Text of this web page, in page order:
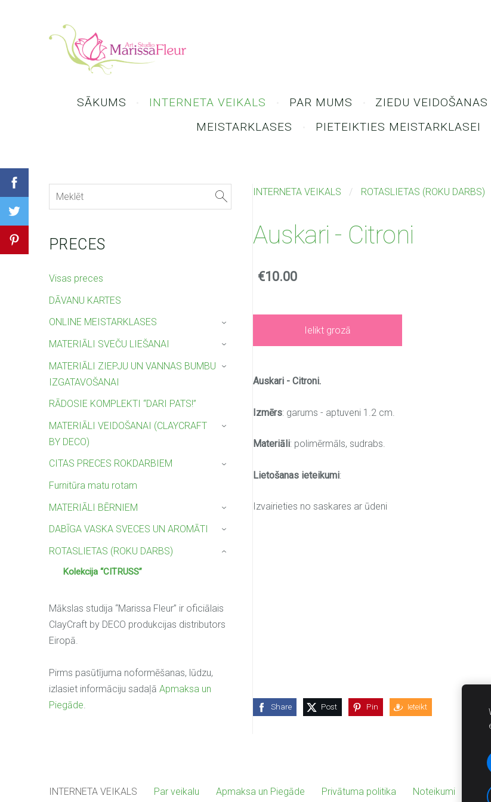
SĀKUMS INTERNETA VEIKALS PAR MUMS ZIEDU VEIDOŠANAS
MEISTARKLASES
PIETEIKTIES MEISTARKLASEI
PRECES
Visas preces
DĀVANU KARTES
ONLINE MEISTARKLASES
›
MATERIĀLI SVEČU LIEŠANAI ›
MATERIĀLI ZIEPJU UN VANNAS BUMBU
IZGATAVOŠANAI
›
RĀDOSIE KOMPLEKTI “DARI PATS!”
MATERIĀLI VEIDOŠANAI (CLAYCRAFT
BY DECO)
›
CITAS PRECES ROKDARBIEM ›
Furnitūra matu rotam
MATERIĀLI BĒRNIEM
›
DABĪGA VASKA SVECES UN AROMĀTI ›
ROTASLIETAS (ROKU DARBS)
Kolekcija “CITRUSS”
›
Mākslas studija “Marissa Fleur” ir oficiālais
ClayCraft by DECO produkcijas distributors
Eiropā.
Pirms pasūtījuma noformēšanas, lūdzu,
izlasiet informāciju sadaļā Apmaksa un
Piegāde
INTERNETA VEIKALS ROTASLIETAS (ROKU DARBS)
Auskari - Citroni
€10.00
Ielikt grozā
Auskari - Citroni.
Izmērs: garums - aptuveni 1.2 cm.
Materiāli: polimērmāls, sudrabs.
Lietošanas ieteikumi:
Izvairieties no saskares ar ūdeni
Share Post Pin Ieteikt
INTERNETA VEIKALS Par veikalu Apmaksa un Piegāde Privātuma politika Noteikumi